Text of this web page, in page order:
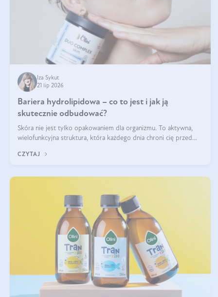
Iza Sykut
21 lip 2026
Bariera hydrolipidowa – co to jest i jak ją
skutecznie odbudować?
Skóra nie jest tylko opakowaniem dla organizmu. To aktywna,
wielofunkcyjna struktura, która każdego dnia chroni cię przed
środowiskowymi. Jednym z jej kluczowych elementów jest
CZYTAJ